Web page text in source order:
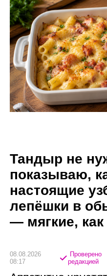
Тандыр не
показываю,
настоящие
лепёшки в
— мягкие, как
08.08.2026
08:17
Проверено
редакцией